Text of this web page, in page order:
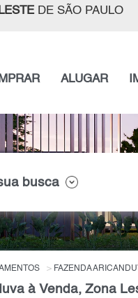
DE SÃO PAULO
ALUGAR
busca
FAZENDA
à Venda, Zona